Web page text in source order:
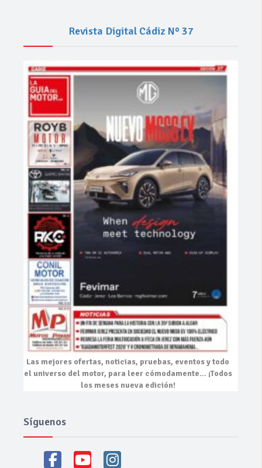
Revista Digital Cádiz Nº 37
Las mejores ofertas, noticias, pruebas, eventosy todo
el universo del motor, para leer cómodamente… ¡Todos
los meses nueva edición!
Síguenos